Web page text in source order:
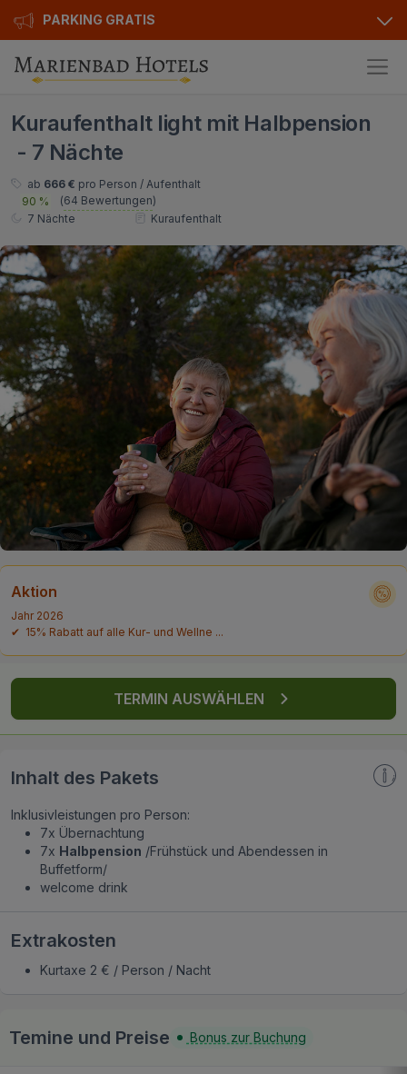
PARKING GRATIS
Hotels
Alle Hotels
Kurhotels
Golfhotels
Ensana Hotels
Orea Hotels
Angebote
Geschenkgutscheine
Bonusse
Sonderangebot
Kontakt
Kontakt
Über uns
Privat Transfer
FAQ
Kuraufenthalt light mit Halbpension
- 7 Nächte
ab 666 € pro Person / Aufenthalt
90 %
(64 Bewertungen)
7 Nächte
Kuraufenthalt
Aktion
Jahr 2026
✔ 15% Rabatt auf alle Kur- und Wellne ...
TERMIN AUSWÄHLEN
Inhalt des Pakets
Inklusivleistungen pro Person:
7x Übernachtung
7x Halbpension /Frühstück und Abendessen in
Buffetform/
welcome drink
Extrakosten
Kurtaxe 2 € / Person / Nacht
Temine und Preise Bonus zur Buchung